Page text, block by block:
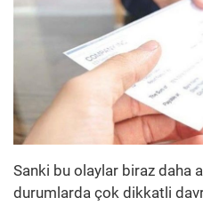
Sanki bu olaylar biraz daha
durumlarda çok dikkatli